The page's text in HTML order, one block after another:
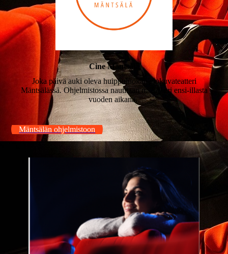
Cine Mäntsälä
Joka päivä auki oleva huippuluokan elokuvateatteri
Mäntsälässä. Ohjelmistossa nautitaan n. 200 eri ensi-illasta
vuoden aikana.
Mäntsälän ohjelmistoon